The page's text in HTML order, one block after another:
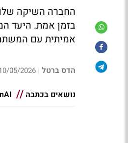
החברה השיקה
בזמן אמת. היעד
אמיתית עם
הדס ברטל |
05/2026 15:37
נושאים בכתבה